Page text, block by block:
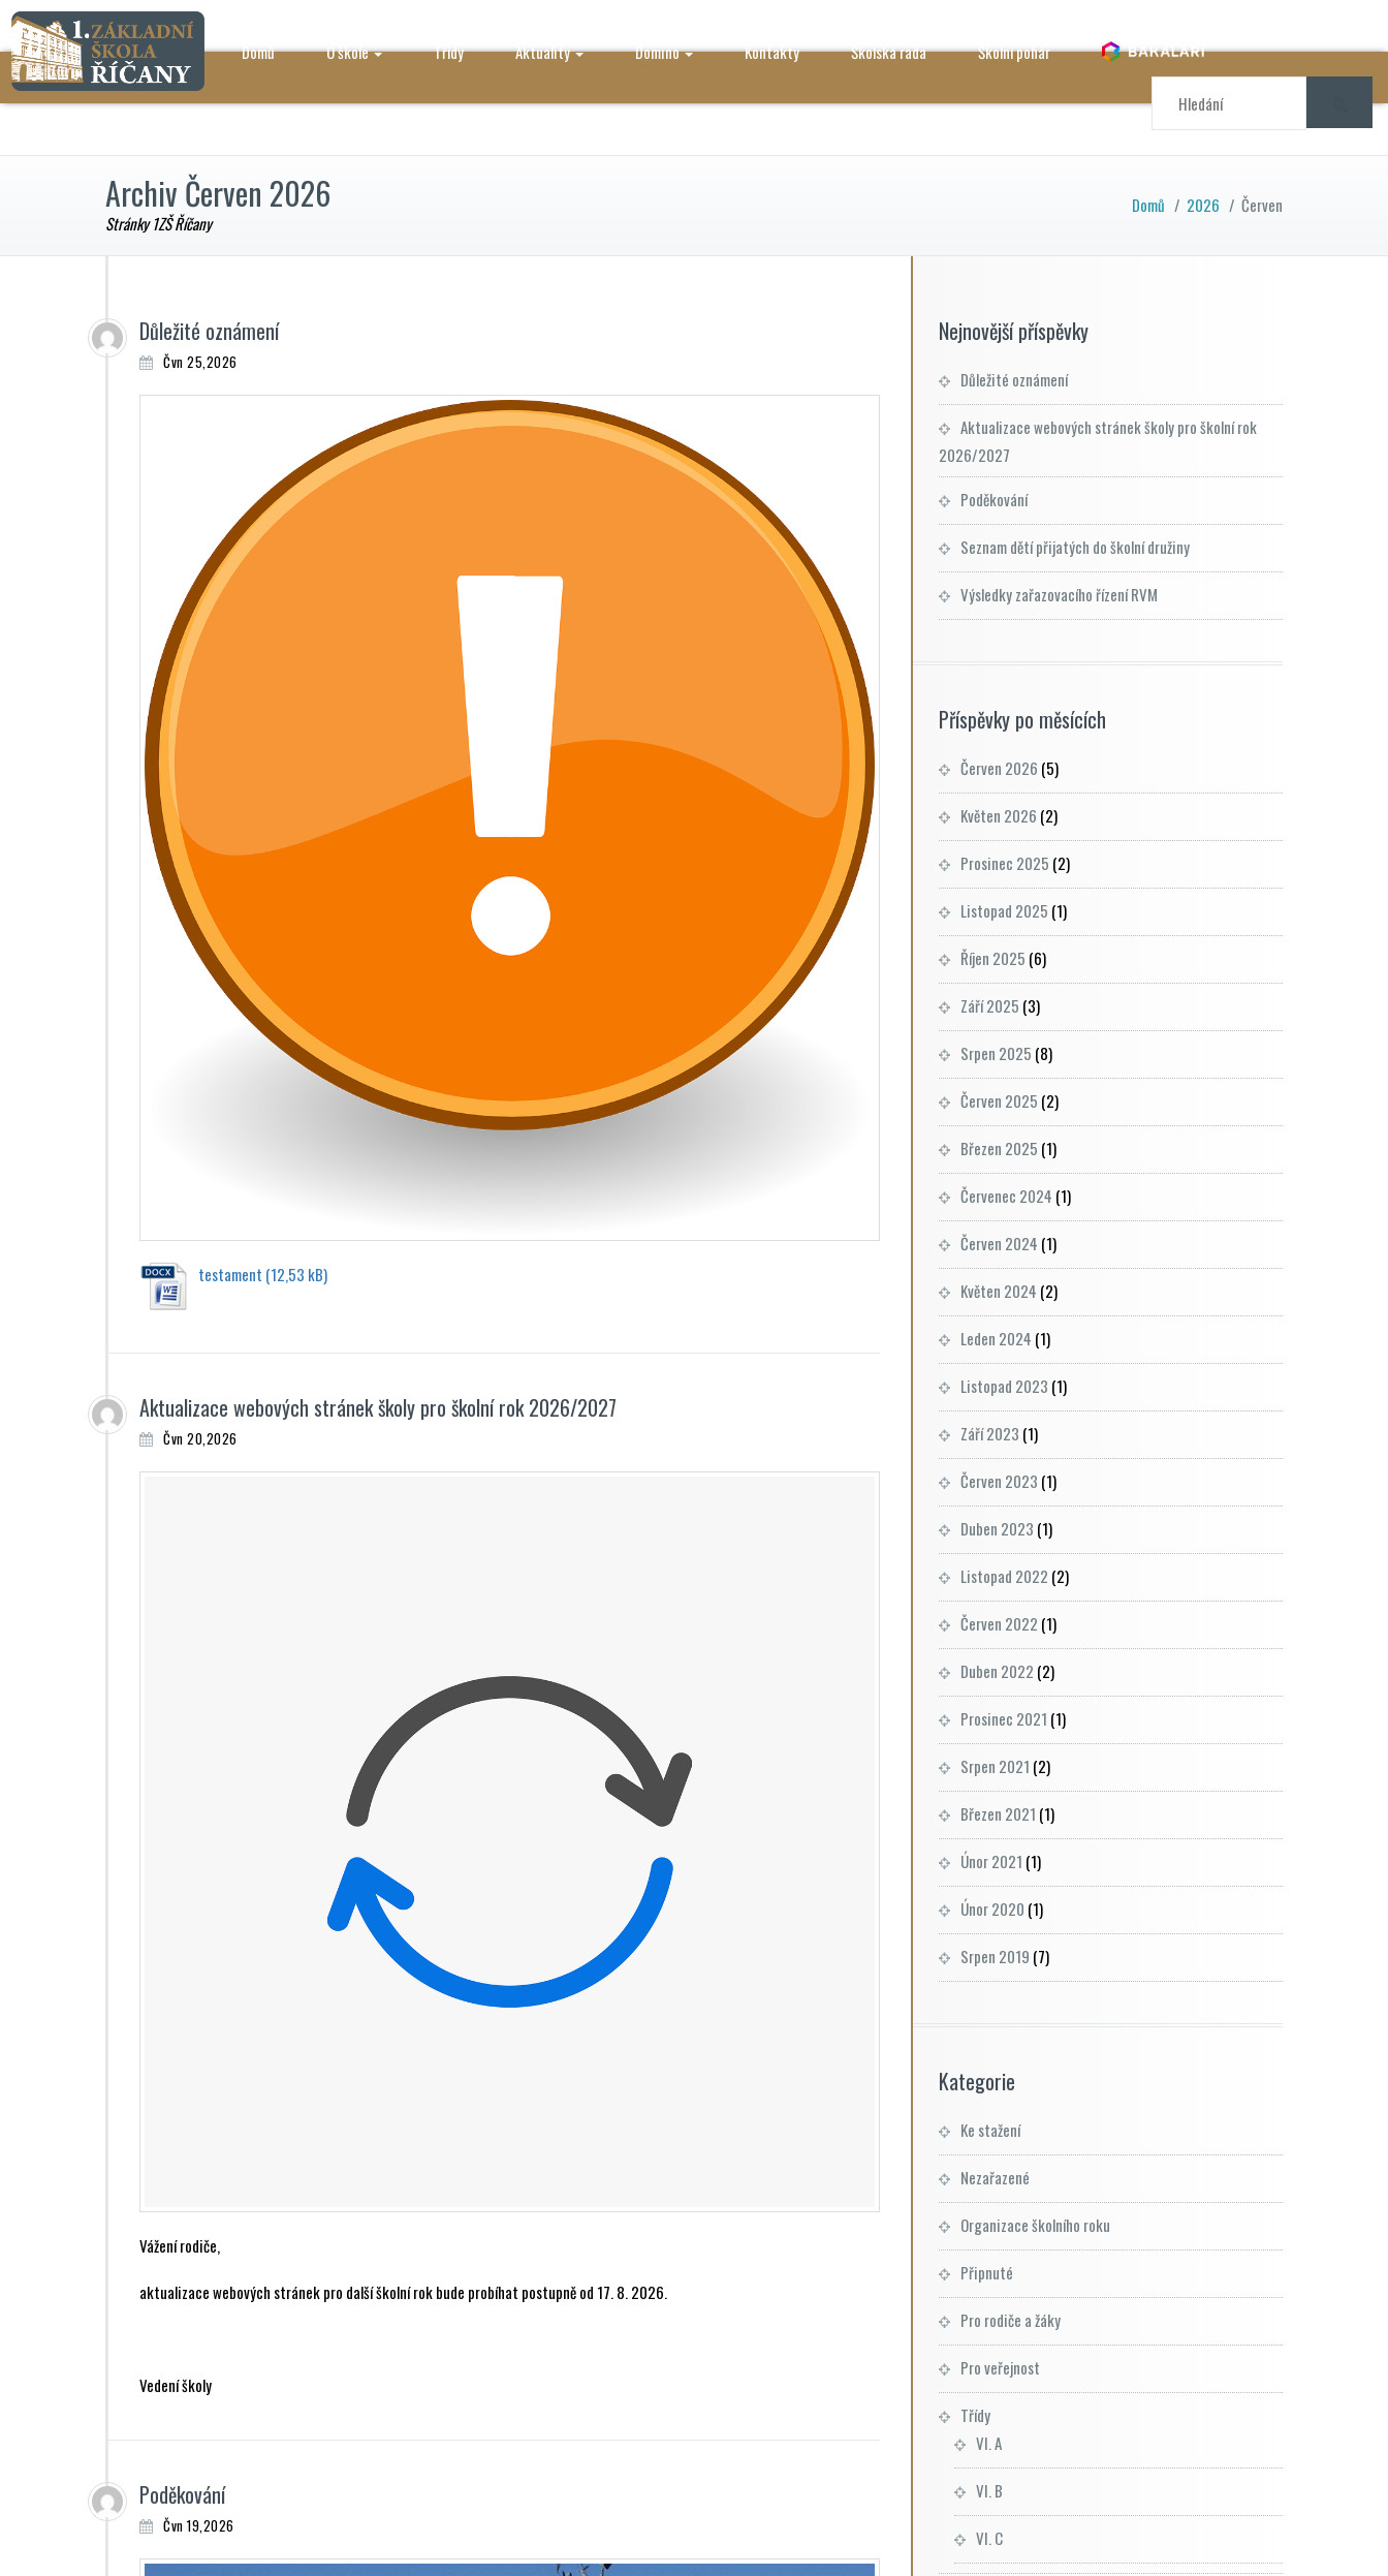
Domů O škole Třídy Aktuality Domino Kontakty Školská rada Školní pohár
Archiv Červen 2026
Stránky 1ZŠ Říčany
Domů / 2026 / Červen
Důležité oznámení
Čvn 25,2026
testament
Aktualizace webových stránek školy pro školní rok 2026/2027
Čvn 20,2026
Vážení rodiče,
aktualizace webových stránek pro další školní rok bude probíhat postupně od 17. 8. 2026.
Vedení školy
Poděkování
Čvn 19,2026
Nejnovější příspěvky
Důležité oznámení
Aktualizace webových stránek školy pro školní rok
2026/2027
Poděkování
Seznam dětí přijatých do školní družiny
Výsledky zařazovacího řízení RVM
Příspěvky po měsících
Červen 2026 (5)
Květen 2026 (2)
Prosinec 2025 (2)
Listopad 2025 (1)
Říjen 2025 (6)
Září 2025 (3)
Srpen 2025 (8)
Červen 2025 (2)
Březen 2025 (1)
Červenec 2024 (1)
Červen 2024 (1)
Květen 2024 (2)
Leden 2024 (1)
Listopad 2023 (1)
Září 2023 (1)
Červen 2023 (1)
Duben 2023 (1)
Listopad 2022 (2)
Červen 2022 (1)
Duben 2022 (2)
Prosinec 2021 (1)
Srpen 2021 (2)
Březen 2021 (1)
Únor 2021 (1)
Únor 2020 (1)
Srpen 2019 (7)
Kategorie
Ke stažení
Nezařazené
Organizace školního roku
Připnuté
Pro rodiče a žáky
Pro veřejnost
Třídy
VI. A
VI. B
VI. C